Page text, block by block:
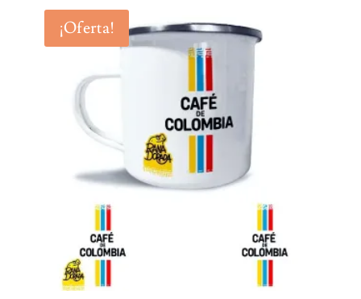
era:
$ 65.000.
es:
$ 55.000.
¡Oferta!